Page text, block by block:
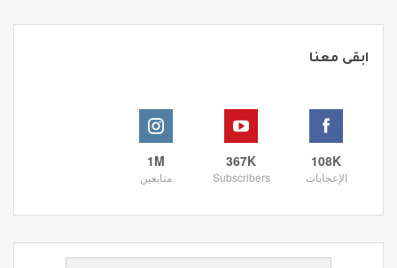
ابقى معنا
108K
الإعجابات
367K
Subscribers
1M
متابعين